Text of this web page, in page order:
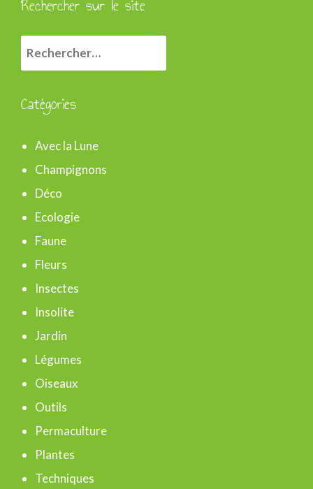
Rechercher sur le site
R
e
e
r
c
h
e
r
Catégories
Avec la Lune
Champignons
Déco
Ecologie
Faune
Fleurs
Insectes
Insolite
Jardin
Légumes
Oiseaux
Outils
Permaculture
Plantes
Techniques